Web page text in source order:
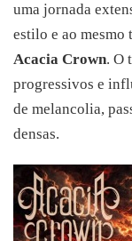
uma jornada
estilo e ao mesmo
Acacia Crown. O
progressivos e
de melancolia,
densas.